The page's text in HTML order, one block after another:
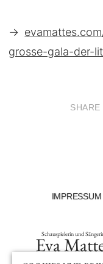
→
grosse-gala-der-
SHARE
IMPRESSUM
Schauspielerin und
Eva